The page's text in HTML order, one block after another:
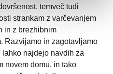
temveč tudi
strankam z varčevanjem
in z brezhibnim
Razvijamo in zagotavljamo
najdejo navdih za
novem domu, in tako